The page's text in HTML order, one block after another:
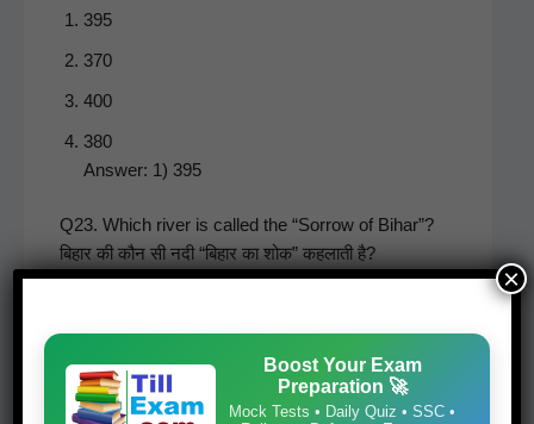
395
370
400
380
Answer: 1) 395
Q23. Which riv­er is called the “Sor­row of Bihar”?
बिहार की कौन सी नदी “बिहार का शोक” कहलाती है?
a) Kosi (कोसी)
c) Gan­ga (गंगा)
d) Son (सोन)
Answer: a) Kosi (कोसी)
Boost Your Exam
Preparation 🚀
Mock Tests • Daily Quiz • SSC •
×